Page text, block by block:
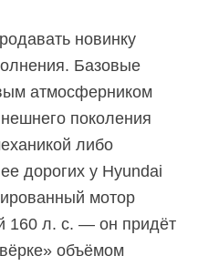
новинку
Базовые
атмосферником
поколения
либо
дорогих у Hyundai
мотор
160 л. с. — он придёт
объёмом